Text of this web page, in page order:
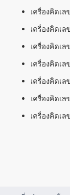
เครื่องคิดเ
เครื่องคิดเ
เครื่องคิดเ
เครื่องคิดเ
เครื่องคิดเ
เครื่องคิดเ
เครื่องคิดเ